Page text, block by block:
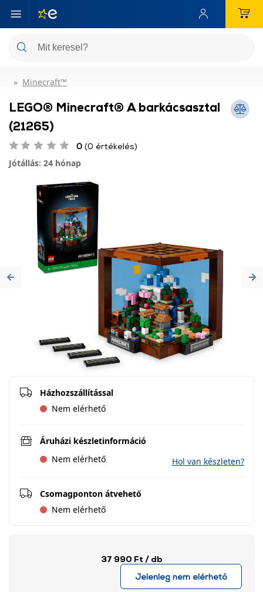
Minecraft™
LEGO® Minecraft® A barkácsasztal
(21265)
0 (0 értékelés)
Jótállás: 24 hónap
Previous
Házhozszállítással
Nem elérhető
Áruházi készletinformáció
Nem elérhető
Hol van készleten?
Csomagponton átvehető
Nem elérhető
37 990 Ft / db
Jelenleg nem elérhető